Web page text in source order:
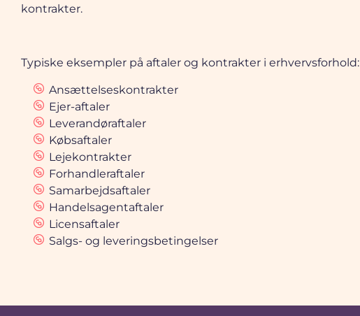
kontrakter.
Typiske eksempler på aftaler og kontrakter i erhvervsforhold:
Ansættelseskontrakter
Ejer-aftaler
Leverandøraftaler
Købsaftaler
Lejekontrakter
Forhandleraftaler
Samarbejdsaftaler
Handelsagentaftaler
Licensaftaler
Salgs- og leveringsbetingelser